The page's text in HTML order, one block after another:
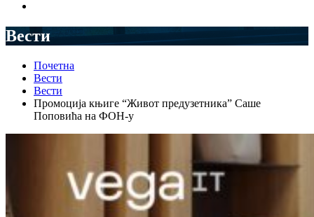
Вести
Почетна
Вести
Вести
Промоција књиге “Живот предузетника” Саше
Поповића на ФОН-у